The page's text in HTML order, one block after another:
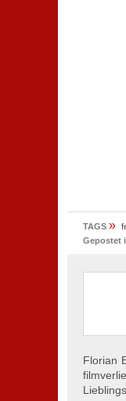
TAGS »
Gepostet
Florian